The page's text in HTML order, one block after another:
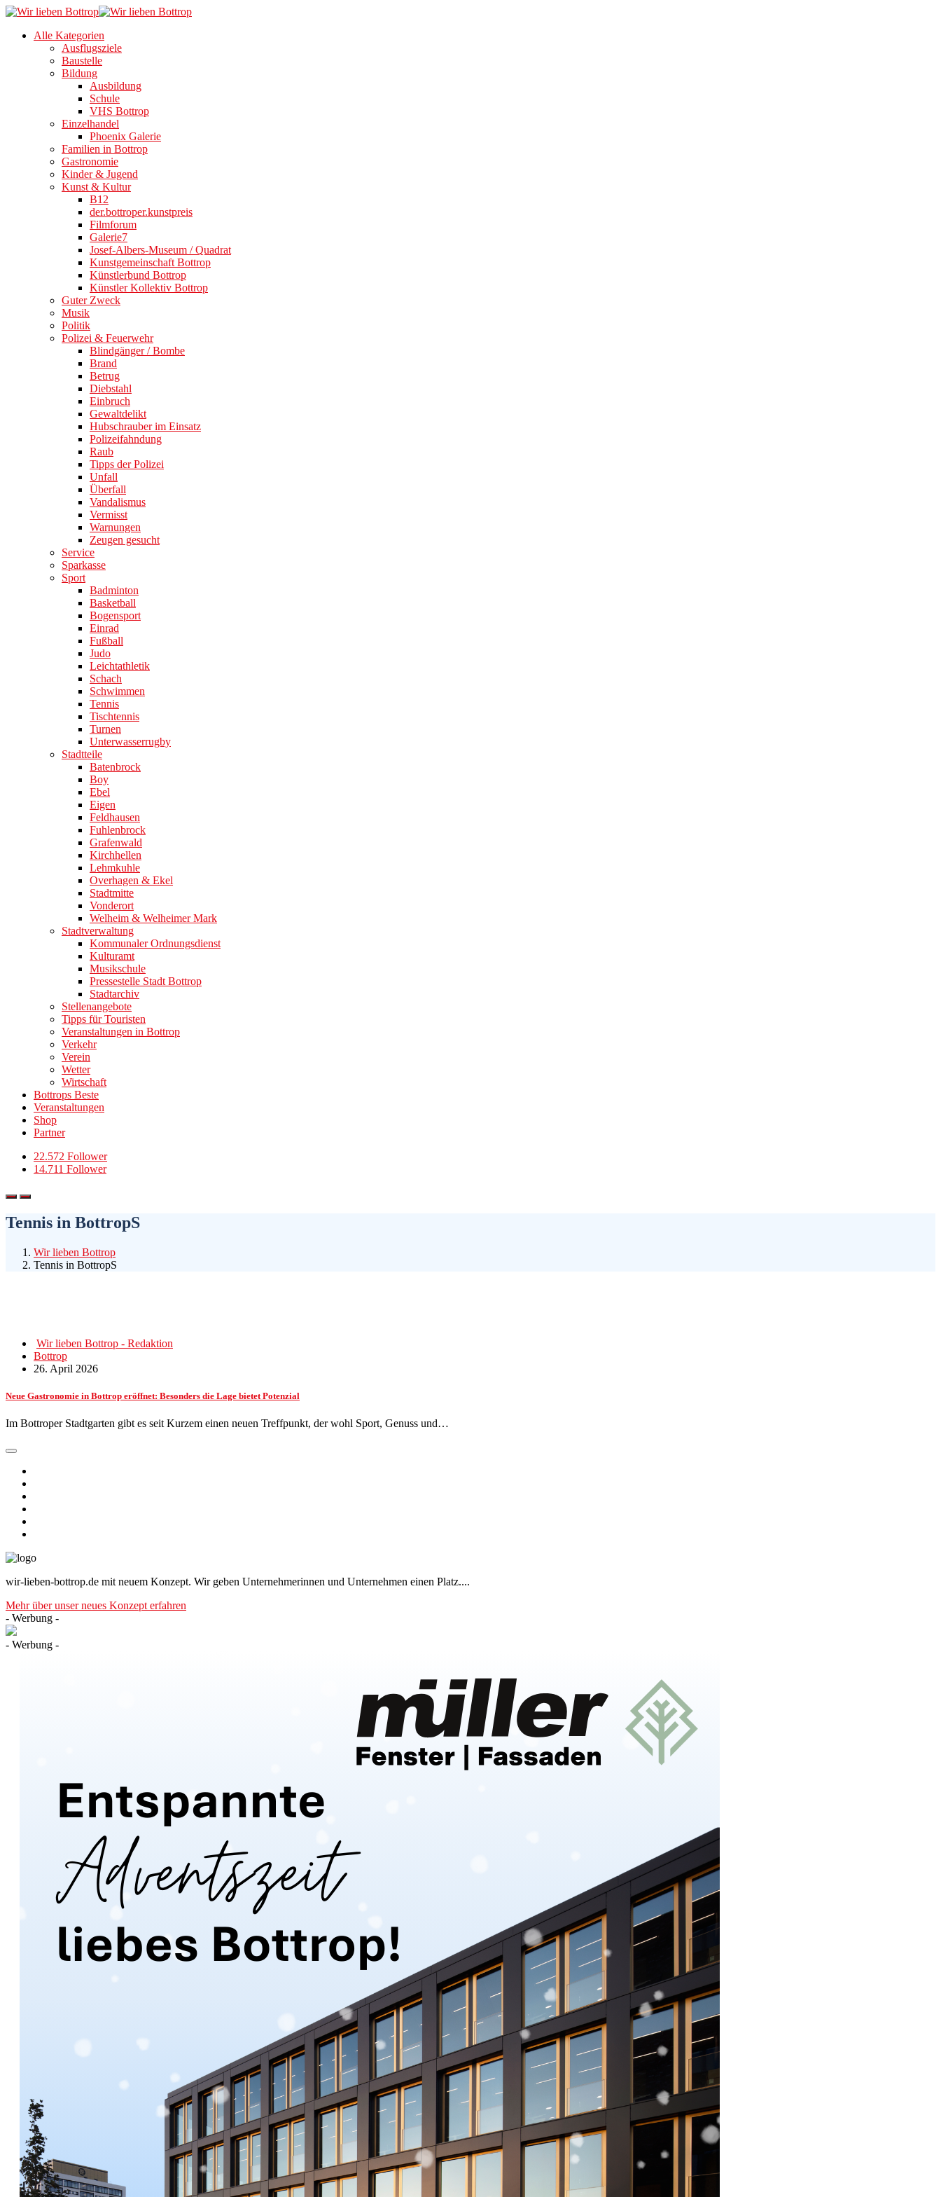
Alle Kategorien
Ausflugsziele
Baustelle
Bildung
Ausbildung
Schule
VHS Bottrop
Einzelhandel
Phoenix Galerie
Familien in Bottrop
Gastronomie
Kinder & Jugend
Kunst & Kultur
B12
der.bottroper.kunstpreis
Filmforum
Galerie7
Josef-Albers-Museum / Quadrat
Kunstgemeinschaft Bottrop
Künstlerbund Bottrop
Künstler Kollektiv Bottrop
Guter Zweck
Musik
Politik
Polizei & Feuerwehr
Blindgänger / Bombe
Brand
Betrug
Diebstahl
Einbruch
Gewaltdelikt
Hubschrauber im Einsatz
Polizeifahndung
Raub
Tipps der Polizei
Unfall
Überfall
Vandalismus
Vermisst
Warnungen
Zeugen gesucht
Service
Sparkasse
Sport
Badminton
Basketball
Bogensport
Einrad
Fußball
Judo
Leichtathletik
Schach
Schwimmen
Tennis
Tischtennis
Turnen
Unterwasserrugby
Stadtteile
Batenbrock
Boy
Ebel
Eigen
Feldhausen
Fuhlenbrock
Grafenwald
Kirchhellen
Lehmkuhle
Overhagen & Ekel
Stadtmitte
Vonderort
Welheim & Welheimer Mark
Stadtverwaltung
Kommunaler Ordnungsdienst
Kulturamt
Musikschule
Pressestelle Stadt Bottrop
Stadtarchiv
Stellenangebote
Tipps für Touristen
Veranstaltungen in Bottrop
Verkehr
Verein
Wetter
Wirtschaft
Bottrops Beste
Veranstaltungen
Shop
Partner
22.572 Follower
14.711 Follower
Tennis in BottropS
Wir lieben Bottrop
Tennis in BottropS
Wir lieben Bottrop - Redaktion
Bottrop
26. April 2026
Neue Gastronomie in Bottrop eröffnet: Besonders die Lage bietet Potenzial
Im Bottroper Stadtgarten gibt es seit Kurzem einen neuen Treffpunkt, der wohl Sport, Genuss und…
wir-lieben-bottrop.de mit neuem Konzept. Wir geben Unternehmerinnen und Unternehmen einen Platz....
Mehr über unser neues Konzept erfahren
- Werbung -
- Werbung -